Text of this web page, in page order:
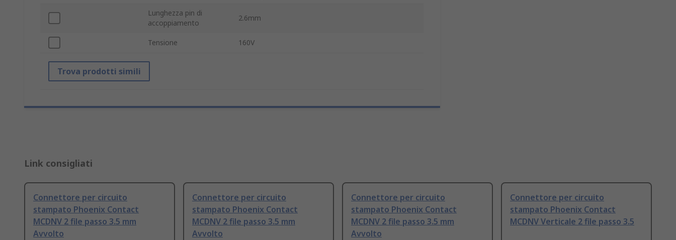
Lunghezza pin di
accoppiamento
2.6mm
Tensione 160V
Trova prodotti simili
Link consigliati
Connettore per circuito
stampato Phoenix Contact
MCDNV 2 file passo 3.5 mm
Avvolto
Connettore per circuito
stampato Phoenix Contact
MCDNV 2 file passo 3.5 mm
Avvolto
Connettore per circuito
stampato Phoenix Contact
MCDNV 2 file passo 3.5 mm
Avvolto
Connettore per circuito
stampato Phoenix Contact
MCDNV Verticale 2 file passo 3.5